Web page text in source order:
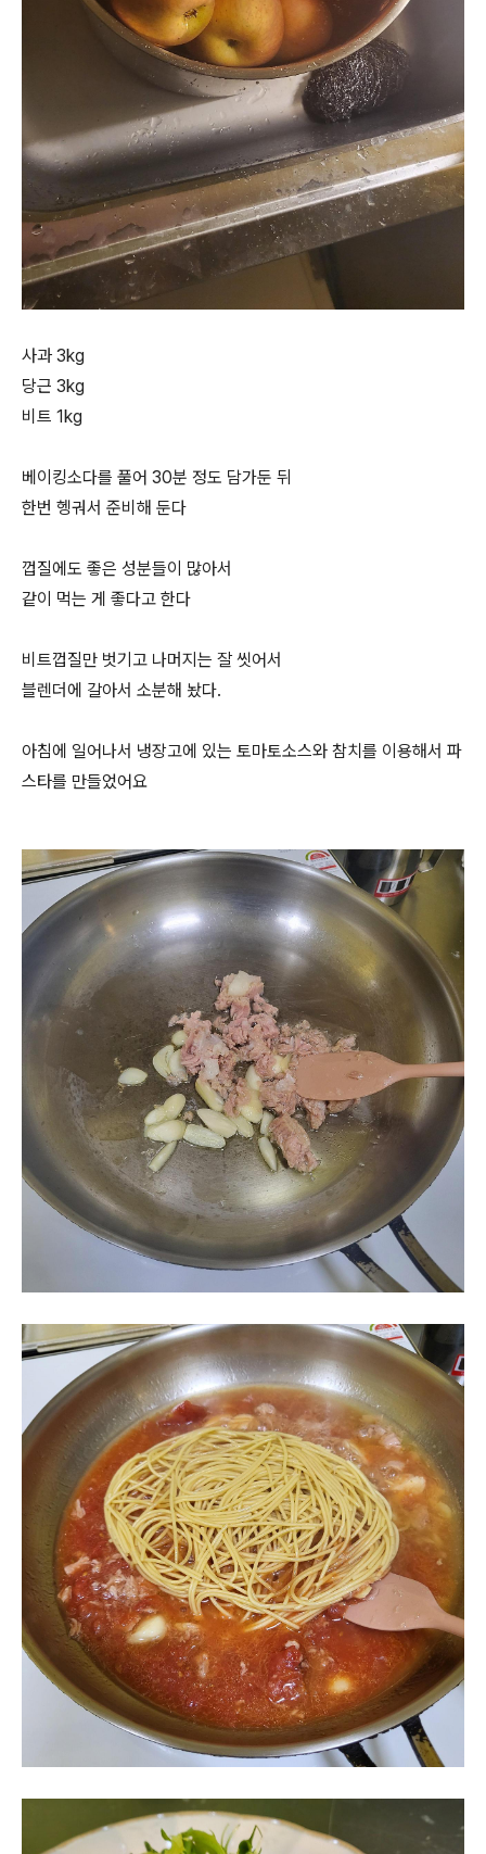
사과 3kg
당근 3kg
비트 1kg
베이킹소다를 풀어 30분 정도 담가둔 뒤
한번 헹궈서 준비해 둔다
껍질에도 좋은 성분들이 많아서
같이 먹는 게 좋다고 한다
비트껍질만 벗기고 나머지는 잘 씻어서
블렌더에 갈아서 소분해 놨다.
아침에 일어나서 냉장고에 있는 토마토소스와 참치를 이용해서 파
스타를 만들었어요